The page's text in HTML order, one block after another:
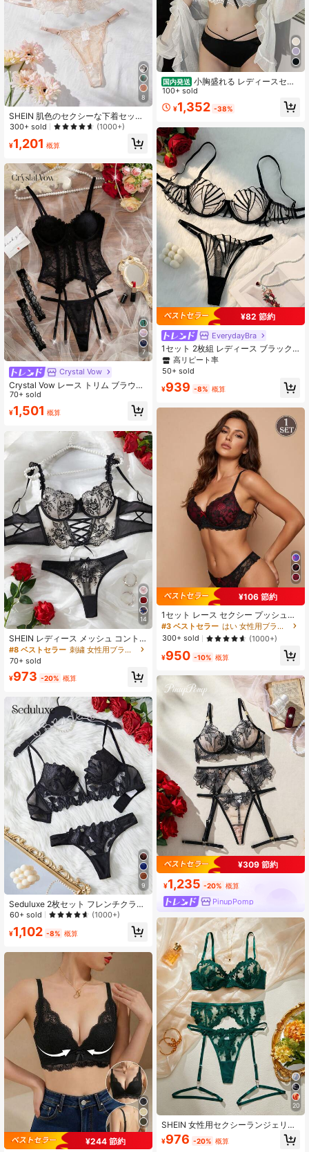
8
SHEIN 肌色のセクシーな下着セット
2点
300+ sold (1000+)
¥1,201 概算
7
Crystal Vow
Crystal Vow レース トリム ブラウス
+ パンティ + ガーターベルト セット
3点 ロマンチック セクシー クラシッ
ク レディース、ウェディングシーズ
70+ sold
¥1,501 概算
14
SHEIN レディース メッシュ コント
ラスト ミニマリスト セクシー 透け
るデザイン 刺繍 2セット
#8 ベストセラー
刺繍 女性用ブラ＆パンティセット
70+ sold
¥973 -20% 概算
9
Seduluxe 2枚セット フレンチクラシ
ックブラック Vラインブラ&ショー
60+ sold (1000+)
¥1,102 -8% 概算
¥244 節約
国内発送 小胸盛れる レディースセク
シー ランジェリーセット ABカップ
対応 ブラジャー＆ショーツセット セ
ットアップノンワイヤー 盛れる しっ
着 上下セット 垂れ防止 高く引き上
げ ボリュームアップ
100+ sold
¥1,352 -38%
¥82 節約
EverydayBra
1セット 2枚組 レディース ブラック
刺繍花柄 デイリーランジェリーセッ
ト、快適でエレガントなブラとショ
高リピート率
50+ sold
¥939 -8% 概算
¥106 節約
1セット レース セクシー プッシュア
ップブラ アンチサギング
#3 ベストセラー
はい 女性用ブラ＆パンティセット
300+ sold
(1000+)
¥950 -10% 概算
¥309 節約
¥1,235 -20% 概算
PinupPomp
20
SHEIN 女性用セクシーランジェリー
セット 4点入り
¥976 -20% 概算